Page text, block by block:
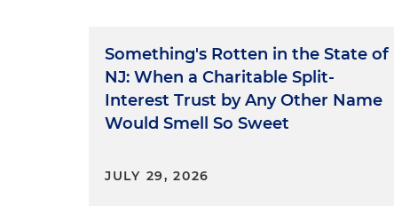
Something's Rotten in the State of
NJ: When a Charitable Split-
Interest Trust by Any Other Name
Would Smell So Sweet
JULY 29, 2026